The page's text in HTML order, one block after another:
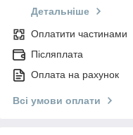
Детальніше
Оплатити частинами
Післяплата
Оплата на рахунок
Всі умови оплати